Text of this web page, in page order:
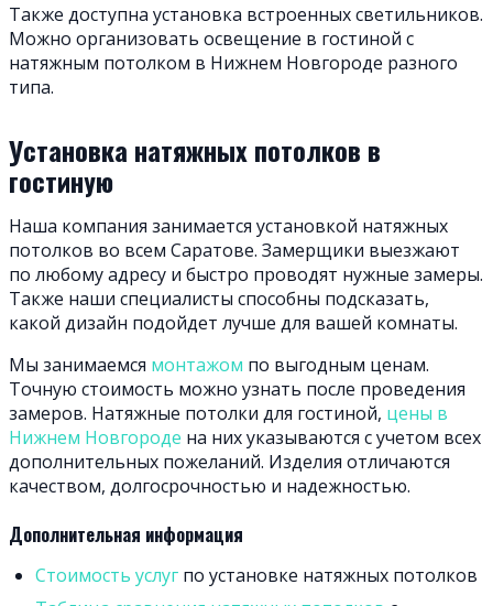
Также доступна установка встроенных светильников.
Можно организовать освещение в гостиной с
натяжным потолком в Нижнем Новгороде разного
типа.
Установка натяжных потолков в
гостиную
Наша компания занимается установкой натяжных
потолков во всем Саратове. Замерщики выезжают
по любому адресу и быстро проводят нужные замеры.
Также наши специалисты способны подсказать,
какой дизайн подойдет лучше для вашей комнаты.
Мы занимаемся монтажом по выгодным ценам.
Точную стоимость можно узнать после проведения
замеров. Натяжные потолки для гостиной, цены в
Нижнем Новгороде на них указываются с учетом всех
дополнительных пожеланий. Изделия отличаются
качеством, долгосрочностью и надежностью.
Дополнительная информация
Стоимость услуг по установке натяжных потолков